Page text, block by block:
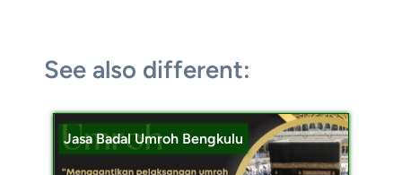
See also different:
Jasa Badal Umroh Bengkulu